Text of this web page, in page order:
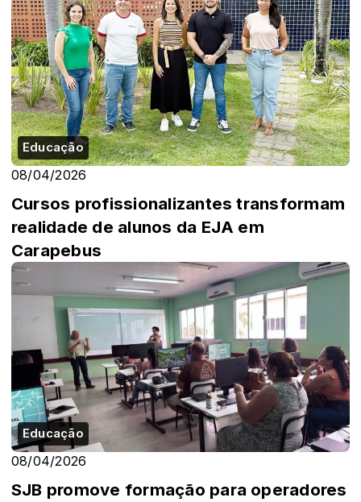
Educação
08/04/2026
Cursos profissionalizantes transformam
realidade de alunos da EJA em
Carapebus
Educação
08/04/2026
SJB promove formação para operadores